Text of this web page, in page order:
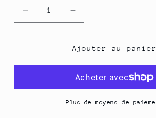
Réduire
la
quantité
Huile
&amp;
Augmenter
la
quantité
de
Huile
Ado
&amp;
Adulte
Ajouter au panier
Plus de moyens de